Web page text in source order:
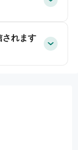
されます